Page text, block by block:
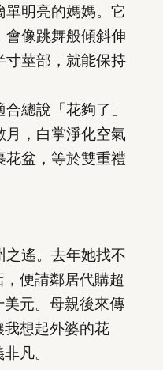
單明亮的媽媽。它
會像跳舞般傾斜伸
寸莖部，就能保持
合總說「花夠了」
月，白掌淨化空氣
花盆，等於雙重禮
之遙。去年她找不
便請鄰居代購超
元。母親後來傳
想起外婆的花
凡。